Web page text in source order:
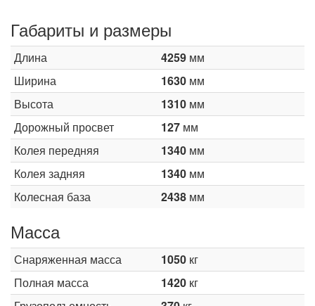
Габариты и размеры
Длина 4259 мм
Ширина
1630 мм
Высота
1310 мм
Дорожный просвет
127 мм
Колея передняя
1340 мм
Колея задняя
1340 мм
Колесная база
2438 мм
Масса
Снаряженная масса 1050 кг
Полная масса
1420 кг